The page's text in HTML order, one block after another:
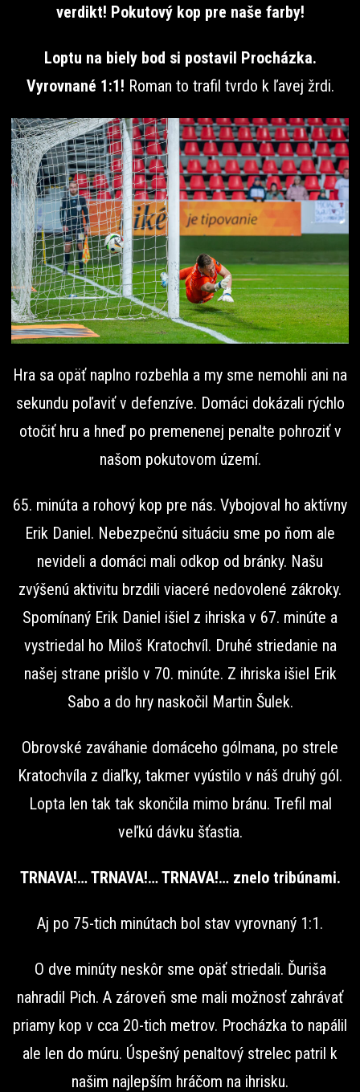
verdikt! Pokutový kop pre naše farby!
Loptu na biely bod si postavil Procházka.
Vyrovnané 1:1! Roman to trafil tvrdo k ľavej žrdi.
Hra sa opäť naplno rozbehla a my sme nemohli ani na
sekundu poľaviť v defenzíve. Domáci dokázali rýchlo
otočiť hru a hneď po premenenej penalte pohroziť v
našom pokutovom území.
65. minúta a rohový kop pre nás. Vybojoval ho aktívny
Erik Daniel. Nebezpečnú situáciu sme po ňom ale
nevideli a domáci mali odkop od bránky. Našu
zvýšenú aktivitu brzdili viaceré nedovolené zákroky.
Spomínaný Erik Daniel išiel z ihriska v 67. minúte a
vystriedal ho Miloš Kratochvíl. Druhé striedanie na
našej strane prišlo v 70. minúte. Z ihriska išiel Erik
Sabo a do hry naskočil Martin Šulek.
Obrovské zaváhanie domáceho gólmana, po strele
Kratochvíla z diaľky, takmer vyústilo v náš druhý gól.
Lopta len tak tak skončila mimo bránu. Trefil mal
veľkú dávku šťastia.
TRNAVA!… TRNAVA!… TRNAVA!… znelo tribúnami.
Aj po 75-tich minútach bol stav vyrovnaný 1:1.
O dve minúty neskôr sme opäť striedali. Ďuriša
nahradil Pich. A zároveň sme mali možnosť zahrávať
priamy kop v cca 20-tich metrov. Procházka to napálil
ale len do múru. Úspešný penaltový strelec patril k
našim najlepším hráčom na ihrisku.